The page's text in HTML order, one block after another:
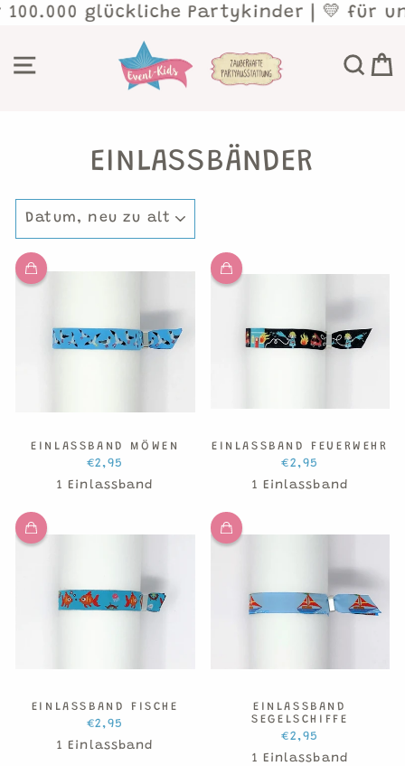
Direkt
zum
glückliche Partykinder | 💛 für
SEITENNAVIGATION
EINLASSBÄNDER
EINLASSBAND MÖWEN
€2,95
1 Einlassband
EINLASSBAND FEUERWEHR
€2,95
1 Einlassband
EINLASSBAND FISCHE
€2,95
1 Einlassband
EINLASSBAND
SEGELSCHIFFE
€2,95
1 Einlassband